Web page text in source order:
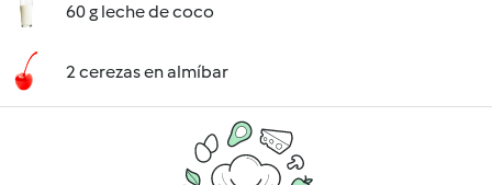
60 g leche de coco
2 cerezas en almíbar